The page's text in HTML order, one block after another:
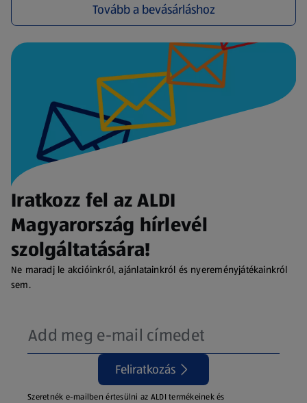
Tovább a bevásárláshoz
(új oldalon nyílik meg)
Iratkozz fel az ALDI
Magyarország hírlevél
szolgáltatására!
Ne maradj le akcióinkról, ajánlatainkról és nyereményjátékainkról
sem.
Feliratkozás
Szeretnék e-mailben értesülni az ALDI termékeinek és